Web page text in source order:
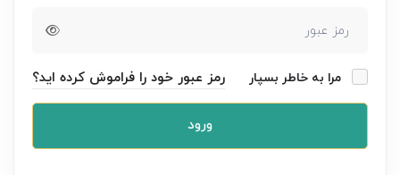
مرا به خاطر بسپار رمز عبور خود را فراموش کرده اید؟
ورود